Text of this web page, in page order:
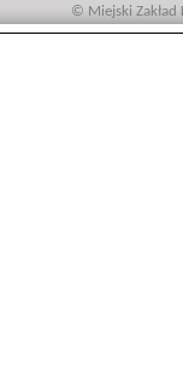
© Miejski Zakład